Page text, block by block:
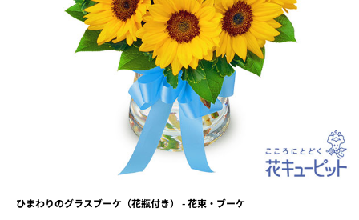
ひまわりのグラスブーケ（花瓶付き） - 花束・ブーケ